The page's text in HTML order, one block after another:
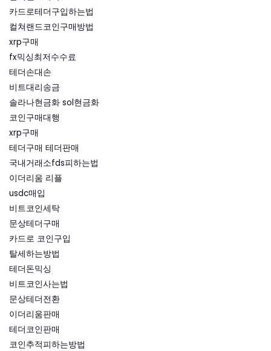
카드로테더구입하는법
컬쳐랜드코인구매방법
xrp구매
fx믹싱최저수수료
테더손대손
비트대리송금
솔라나현금화 sol현금화
코인구매대행
xrp구매
테더구매 테더판매
국내거래소fds피하는법
이더리움 리플
usdc매입
비트코인세탁
문상테더구매
카드로 코인구입
탈세하는방법
테더돈믹싱
비트코인사는법
문상테더전환
이더리움판매
테더코인판매
코인추적피하는방법